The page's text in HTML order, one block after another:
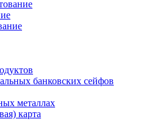
банковских сейфов
металлах
карта